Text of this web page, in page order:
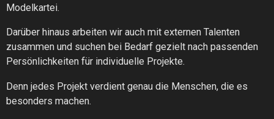
Modelkartei.
Darüber hinaus arbeiten wir auch mit externen Talenten
zusammen und suchen bei Bedarf gezielt nach passenden
Persönlichkeiten für individuelle Projekte.
Denn jedes Projekt verdient genau die Menschen, die es
besonders machen.